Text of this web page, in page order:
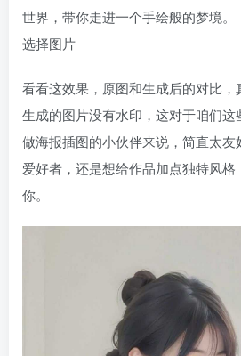
世界，带你走进一个手绘般的梦境。
选择图片
看看这效果，原图和生成后的对比
生成的图片没有水印，这对于咱们这
做海报插图的小伙伴来说，简直太
爱好者，还是想给作品加点独特风格
你。